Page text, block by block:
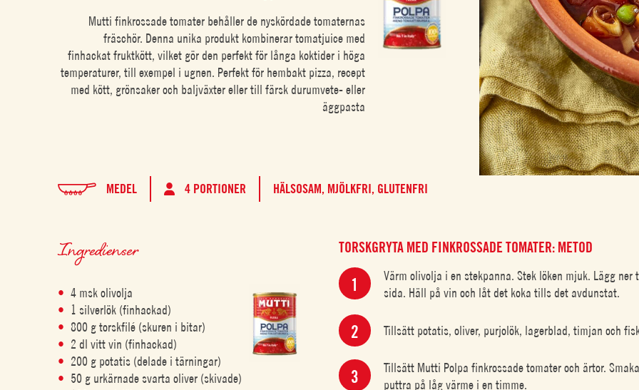
Mutti finkrossade tomater behåller de nyskördade tomaternas
fräschör. Denna unika produkt kombinerar tomatjuice med
finhackat fruktkött, vilket gör den perfekt för långa koktider i höga
temperaturer, till exempel i ugnen. Perfekt för hembakt pizza, recept
med kött, grönsaker och baljväxter eller till färsk durumvete- eller
äggpasta
MEDEL 4 PORTIONER HÄLSOSAM, MJÖLKFRI, GLUTENFRI
Ingredienser
4 msk olivolja
1 silverlök (finhackad)
800 g torskfilé (skuren i bitar)
2 dl vitt vin (finhackad)
200 g potatis (delade i tärningar)
50 g urkärnade svarta oliver (skivade)
TORSKGRYTA MED FINKROSSADE TOMATER: METOD
Värm olivolja i en stekpanna. Stek löken mjuk. Lägg
sida. Häll på vin och låt det koka tills det avdunstat.
Tillsätt potatis, oliver, purjolök, lagerblad, timjan och
Tillsätt Mutti Polpa finkrossade tomater och ärtor.
puttra på låg värme i en timme.